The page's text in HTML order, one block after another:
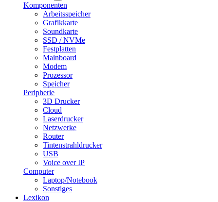
Komponenten
Arbeitsspeicher
Grafikkarte
Soundkarte
SSD / NVMe
Festplatten
Mainboard
Modem
Prozessor
Speicher
Peripherie
3D Drucker
Cloud
Laserdrucker
Netzwerke
Router
Tintenstrahldrucker
USB
Voice over IP
Computer
Laptop/Notebook
Sonstiges
Lexikon